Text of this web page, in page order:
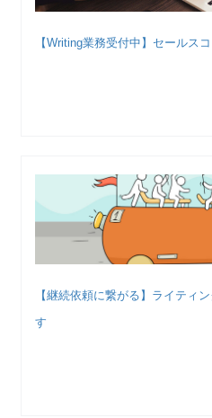
【Writing業務受付中】セールス
【継続依頼に繋がる】ライティ
す